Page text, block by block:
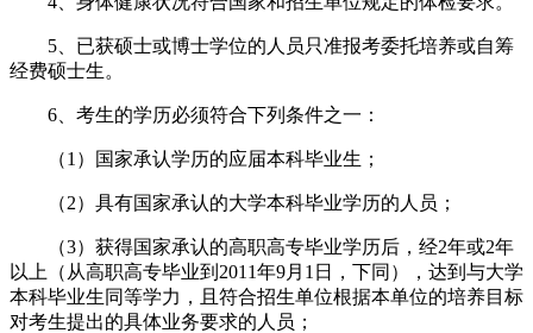
5、已获硕士或博士学位的人员只准报考委托培养或自筹
经费硕士生。
6、考生的学历必须符合下列条件之一：
（1）国家承认学历的应届本科毕业生；
（2）具有国家承认的大学本科毕业学历的人员；
（3）获得国家承认的高职高专毕业学历后，经2年或2年
以上（从高职高专毕业到2011年9月1日，下同），达到与大学
本科毕业生同等学力，且符合招生单位根据本单位的培养目标
对考生提出的具体业务要求的人员；